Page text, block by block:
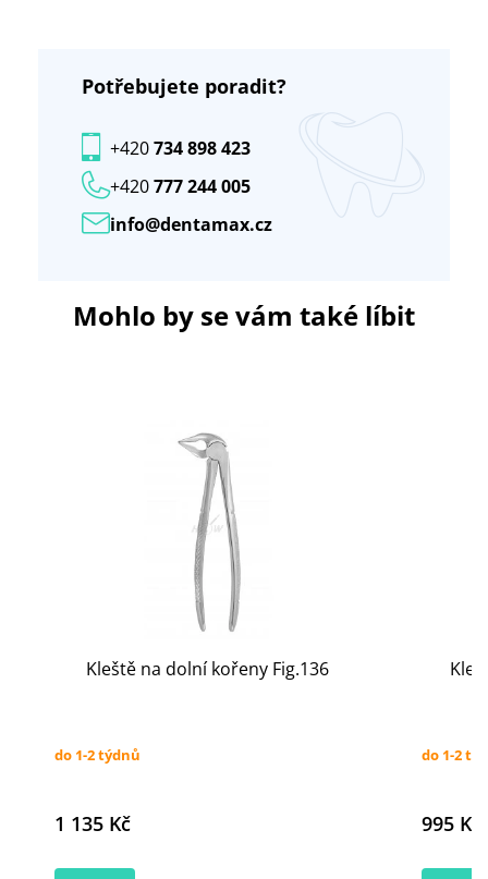
Potřebujete poradit?
info@dentamax.cz
+420777 244 005
+420734 898 423
Mohlo by se vám také líbit
Kleště na dolní kořeny Fig.136
do 1-2 týdnů
1 135 Kč
do 1-2
995 Kč